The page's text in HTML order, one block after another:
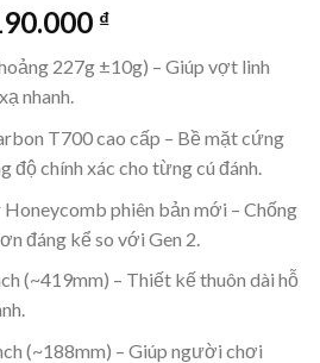
₫.
₫Giá
tại
3.190.000 ₫.
227g ±10g) – Giúp vợt linh
nhanh.
T700 cao cấp – Bề mặt cứng
độ chính xác cho từng cú đánh.
phiên bản mới – Chống
đáng kể so với Gen 2.
(~419mm) – Thiết kế thuôn dài hỗ
(~188mm) – Giúp người chơi